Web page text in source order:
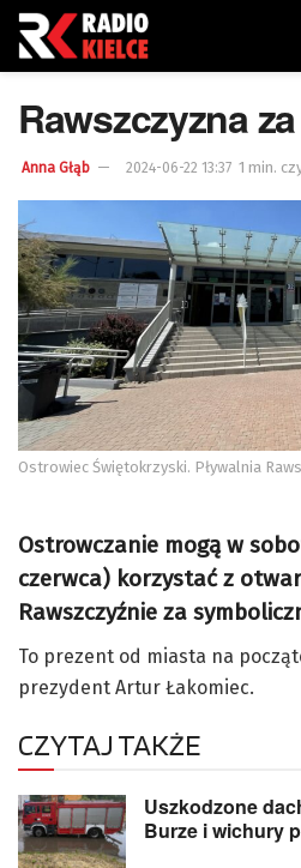
Rawszczyzna
Anna Głąb 2024-06-22 13:37 1 min.
Ostrowiec Świętokrzyski. Pływalnia
Ostrowczanie mogą w
czerwca) korzystać z
Rawszczyźnie za
To prezent od miasta na
prezydent Artur Łakomiec.
CZYTAJ TAKŻE
Uszkodzone
Burze i wichury